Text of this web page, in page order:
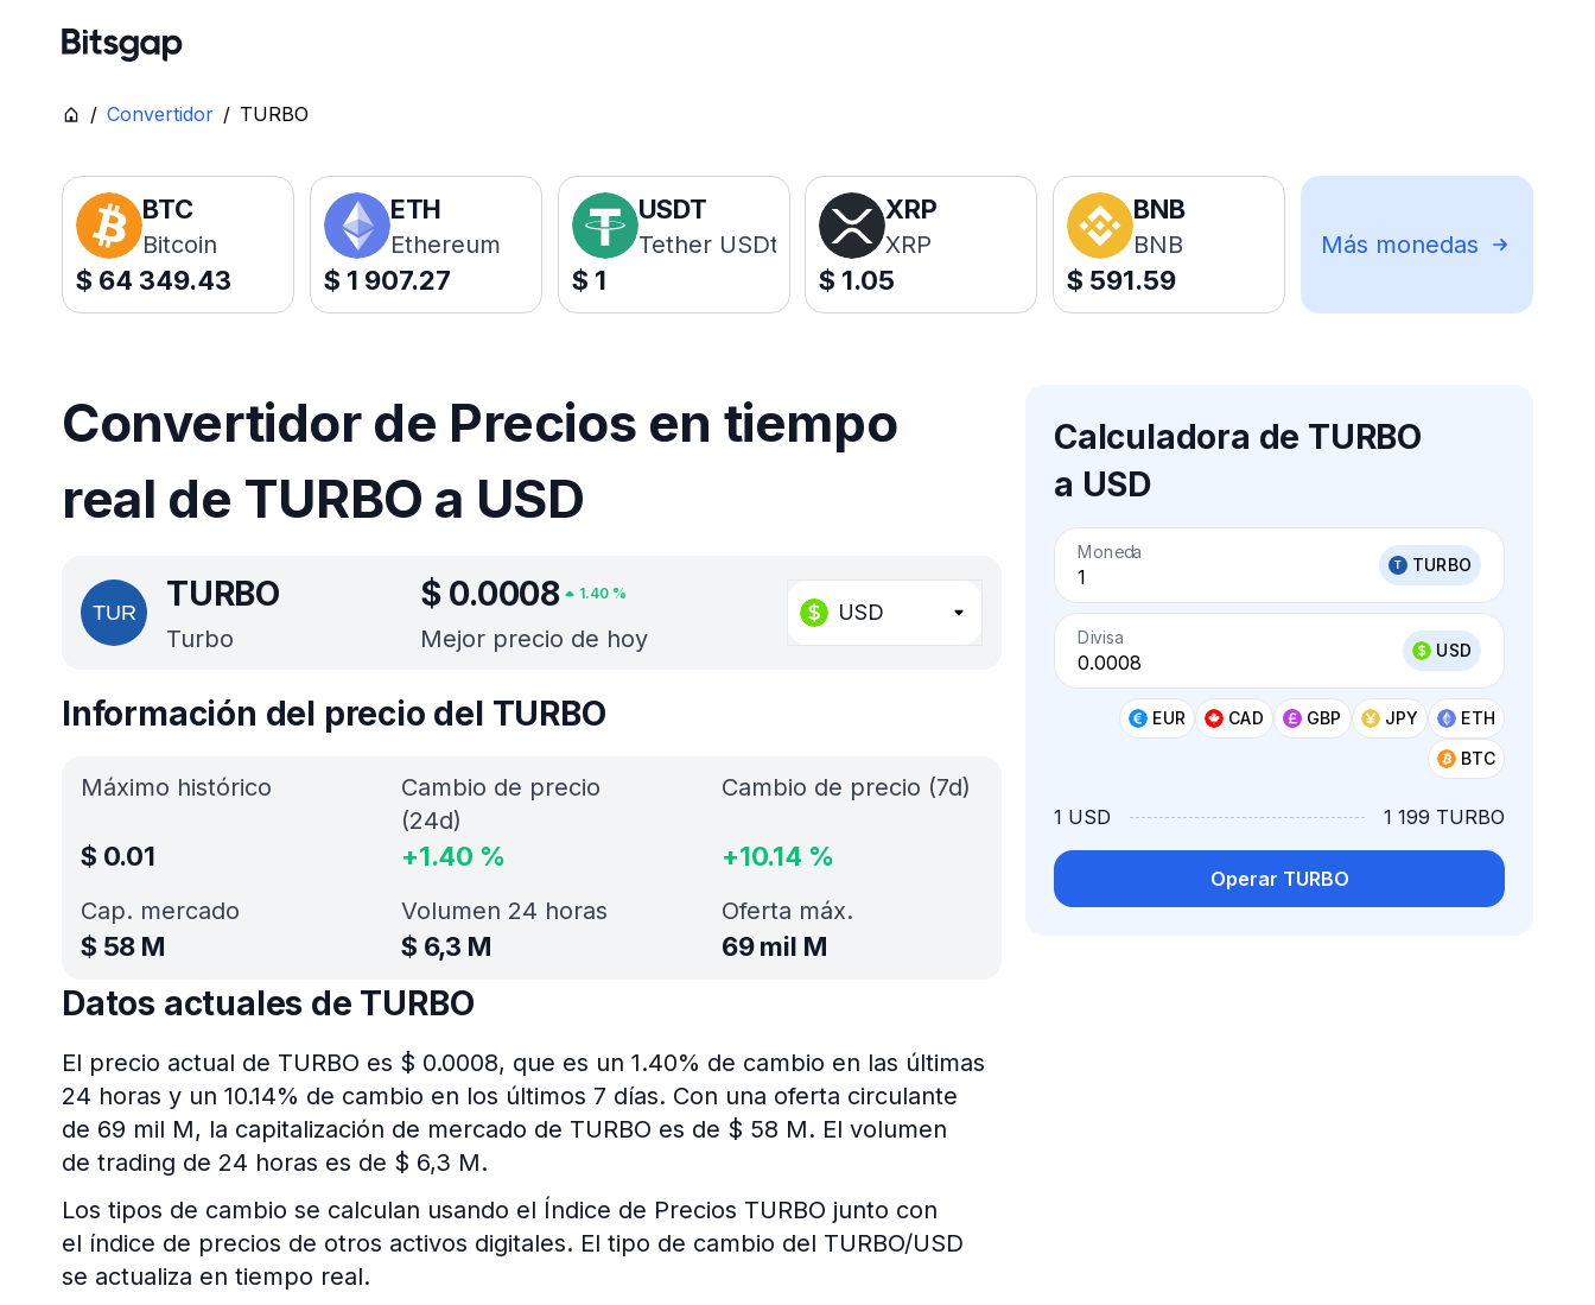
/ Convertidor / TURBO
BTC
Bitcoin
$ 64 349.43
ETH
Ethereum
$ 1 907.27
USDT
Tether USDt
$ 1
XRP
XRP
$ 1.05
BNB
BNB
$ 591.59
Más monedas
Convertidor de Precios en tiempo
real de TURBO a USD
TURBO
Turbo
$ 0.0008 1.40%
Mejor precio de hoy
USD
Calculadora de TURBO
a USD
Moneda
TURBO
Divisa
USD
EUR CAD GBP JPY
ETH
BTC
1 USD 1 199 TURBO
Operar TURBO
Información del precio del TURBO
Máximo histórico
$ 0.01
Cap. mercado
$ 58 M
Cambio de precio
(24d)
+1.40 %
Cambio de precio (7d)
+10.14 %
Volumen 24 horas
$ 6,3 M
Oferta máx.
69 mil M
Datos actuales de TURBO
El precio actual de TURBO es $ 0.0008, que es un 1.40% de cambio en las últimas
24 horas y un 10.14% de cambio en los últimos 7 días. Con una oferta circulante
de 69 mil M, la capitalización de mercado de TURBO es de $ 58 M. El volumen
de trading de 24 horas es de $ 6,3 M.
Los tipos de cambio se calculan usando el Índice de Precios TURBO junto con
el índice de precios de otros activos digitales. El tipo de cambio del TURBO/USD
se actualiza en tiempo real.